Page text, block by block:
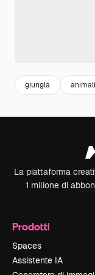
giungla
La piattaforma
1 milione di
Prodotti
Spaces
Assistente IA